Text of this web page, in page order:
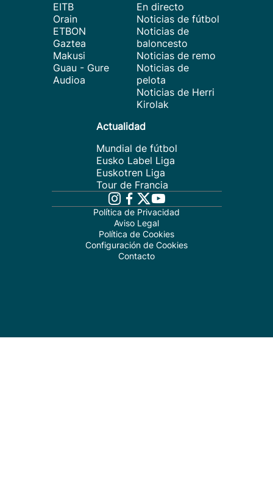
EITB
Orain
ETBON
Gaztea
Makusi
Guau - Gure
Audioa
En directo
Noticias de fútbol
Noticias de
baloncesto
Noticias de remo
Noticias de
pelota
Noticias de Herri
Kirolak
Actualidad
Mundial de fútbol
Eusko Label Liga
Euskotren Liga
Tour de Francia
Política de Privacidad
Aviso Legal
Política de Cookies
Configuración de Cookies
Contacto